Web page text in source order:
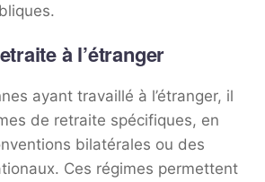
à l’étranger
ayant travaillé à l’étranger, il
de retraite spécifiques, en
bilatérales ou des
Ces régimes permettent